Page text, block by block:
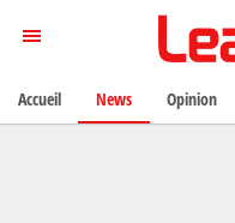
Accueil News Opinion